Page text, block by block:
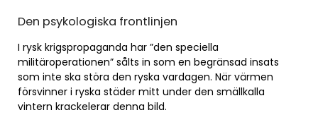
Den psykologiska frontlinjen
I rysk krigspropaganda har ”den speciella
militäroperationen” sålts in som en begränsad insats
som inte ska störa den ryska vardagen. När värmen
försvinner i ryska städer mitt under den smällkalla
vintern krackelerar denna bild.